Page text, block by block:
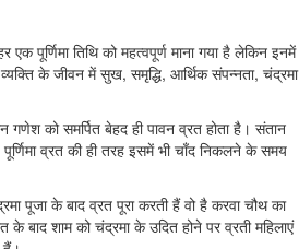
पूर्णिमा तिथि को महत्वपूर्ण माना गया है लेकिन इनमें
व्यक्ति के जीवन में सुख, समृद्धि, आर्थिक संपन्नता, चंद्रमा
गणेश को समर्पित बेहद ही पावन व्रत होता है। संतान
व्रत की ही तरह इसमें भी चाँद निकलने के समय
पूजा के बाद व्रत पूरा करती हैं वो है करवा चौथ का
बाद शाम को चंद्रमा के उदित होने पर व्रती महिलाएं